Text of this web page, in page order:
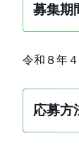
募集期
令和８年
応募方